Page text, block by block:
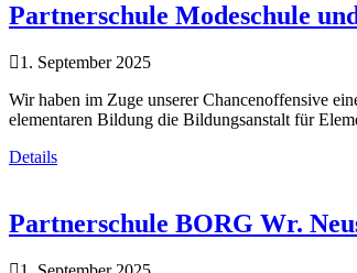
Partnerschule Modeschule
1. September 2025
Wir haben im Zuge unserer Chancenoffensive
elementaren Bildung die Bildungsanstalt für
Details
Partnerschule BORG Wr.